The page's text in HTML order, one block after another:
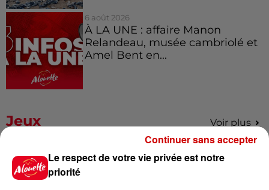
6 août 2026
À LA UNE : affaire Manon
Relandeau, musée cambriolé et
Amel Bent en...
Jeux Voir plus
Gagnez vos places pour le
Festival du Roi Arthur 2026 !
Le respect de votre vie privée est notre
priorité
Continuer sans accepter